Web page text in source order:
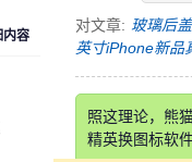
内容
对文章: 玻璃后
英寸iPhone新品
照这理论，熊
精英换图标软件